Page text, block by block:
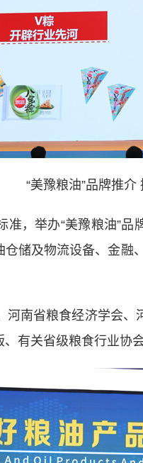
“美豫粮油”品牌推介
举办“美豫粮油”品
储及物流设备、金
省粮食经济学会、
有关省级粮食行业协会